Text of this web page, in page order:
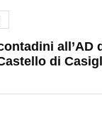
all’AD
di